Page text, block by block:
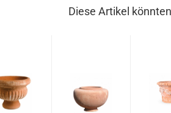
Diese Artikel